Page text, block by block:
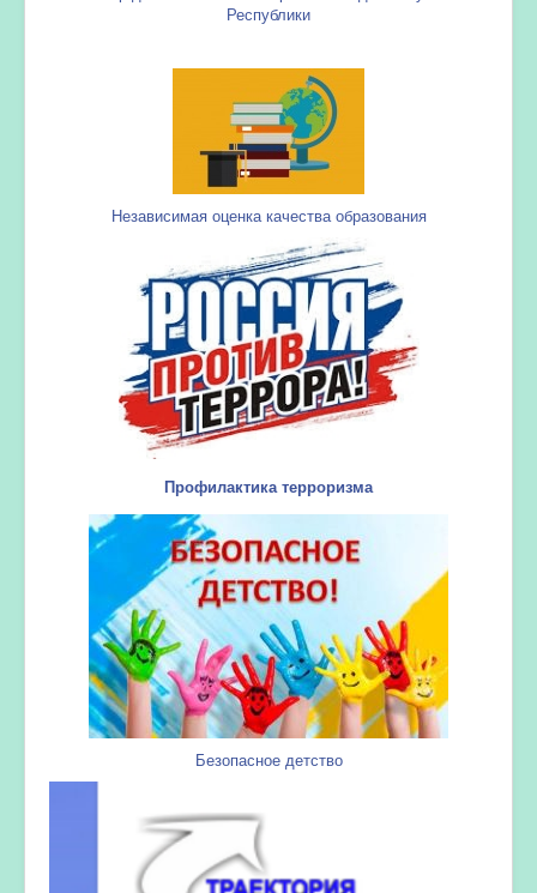
Республики
Независимая оценка качества образования
Профилактика терроризма
Безопасное детство